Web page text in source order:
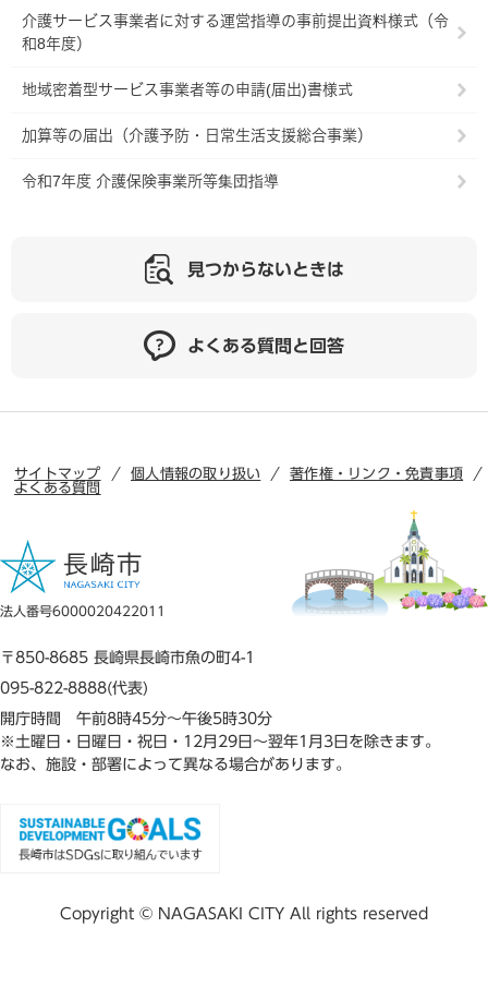
介護サービス事業者に対する運営指導の事前提出資料様式（令
和8年度）
地域密着型サービス事業者等の申請(届出)書様式
加算等の届出（介護予防・日常生活支援総合事業）
令和7年度 介護保険事業所等集団指導
見つからないときは
よくある質問と回答
サイトマップ 個人情報の取り扱い
著作権・リンク・免責事項
よくある質問
法人番号6000020422011
〒850-8685 長崎県長崎市魚の町4-1
095-822-8888(代表)
開庁時間 午前8時45分～午後5時30分
※土曜日・日曜日・祝日・12月29日～翌年1月3日を除きます。
なお、施設・部署によって異なる場合があります。
Copyright © NAGASAKI CITY All rights reserved